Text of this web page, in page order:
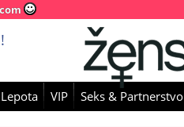
VIP Seks & Partnerstvo